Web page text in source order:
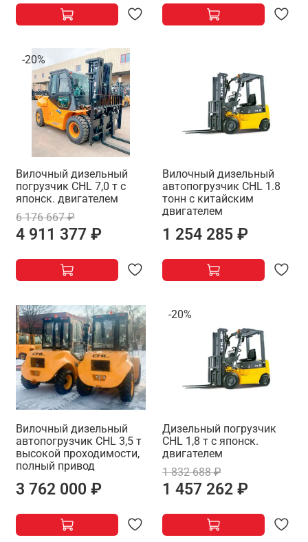
-20%
Вилочный дизельный
погрузчик CHL 7,0 т с
японск. двигателем
6 176 667 ₽
4 911 377 ₽
Вилочный дизельный
автопогрузчик CHL 1.8
тонн с китайским
двигателем
1 254 285 ₽
Вилочный дизельный
автопогрузчик CHL 3,5 т
высокой проходимости,
полный привод
3 762 000 ₽
-20%
Дизельный погрузчик
CHL 1,8 т с японск.
двигателем
1 832 688 ₽
1 457 262 ₽